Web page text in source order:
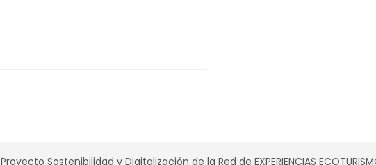
Proyecto Sostenibilidad y Digitalización de la Red de EXPERIENCIAS